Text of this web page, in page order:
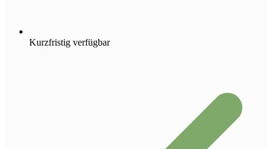
Kurzfristig verfügbar